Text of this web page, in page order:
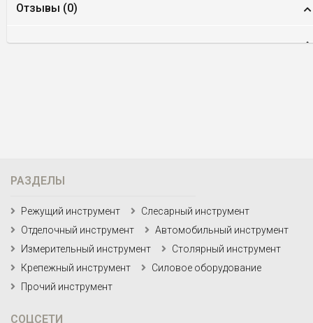
Отзывы (0)
РАЗДЕЛЫ
Режущий инструмент
Слесарный инструмент
Отделочный инструмент
Автомобильный инструмент
Измерительный инструмент
Столярный инструмент
Крепежный инструмент
Силовое оборудование
Прочий инструмент
СОЦСЕТИ